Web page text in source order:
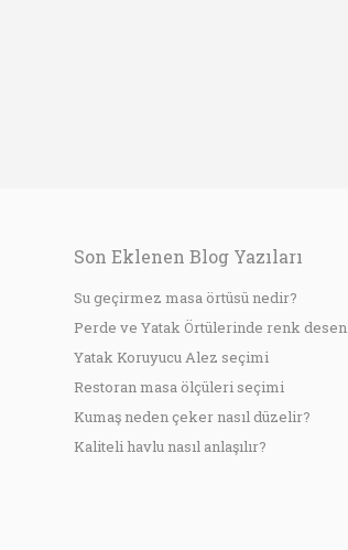
Son Eklenen Blog Yazıları
Su geçirmez masa örtüsü nedir?
Perde ve Yatak Örtülerinde renk desen
Yatak Koruyucu Alez seçimi
Restoran masa ölçüleri seçimi
Kumaş neden çeker nasıl düzelir?
Kaliteli havlu nasıl anlaşılır?